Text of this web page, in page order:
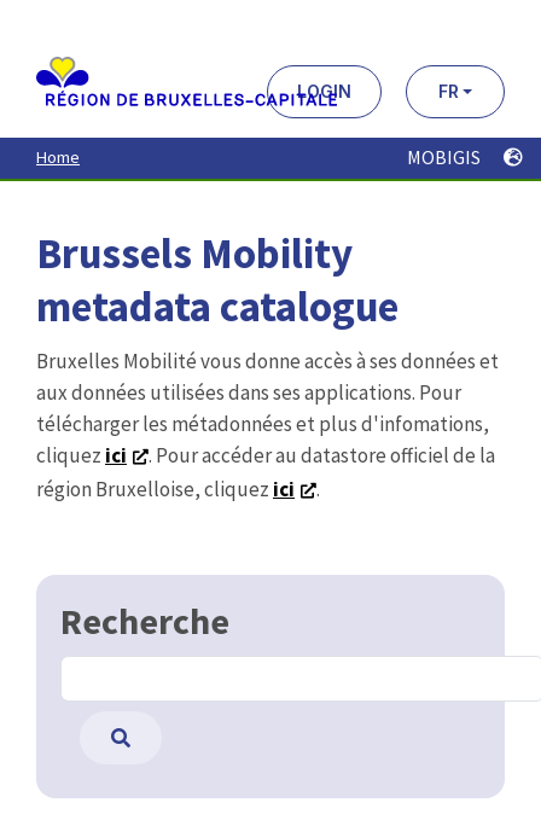
contenu
principal
LOGIN FR
Home MOBIGIS
Brussels Mobility
metadata catalogue
Bruxelles Mobilité vous donne accès à ses données et
aux données utilisées dans ses applications. Pour
télécharger les métadonnées et plus d'infomations,
cliquez ici
. Pour accéder au datastore officiel de la
région Bruxelloise, cliquez ici .
Recherche